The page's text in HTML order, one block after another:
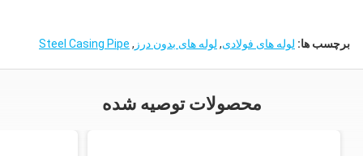
برچسب ها: لوله های فولادی, لوله های بدون درز ,
Steel Casing Pipe
محصولات توصیه شده